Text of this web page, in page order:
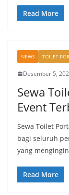
Read More
NEWS TOILET
Desember 5,
Sewa
Event
Sewa Toilet
bagi seluruh
yang
Read More